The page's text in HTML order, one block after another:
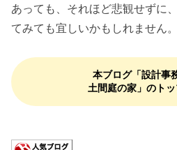
あっても、それほど悲観せずに
てみても宜しいかもしれません。
本ブログ「設計事
土間庭の家」のト